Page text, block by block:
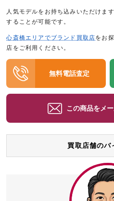
人気モデルをお持ち込みいただけま
することが可能です。
心斎橋エリアでブランド買取店をお
店をご利用ください。
無料電話査定
この商品をメ
買取店舗のバ